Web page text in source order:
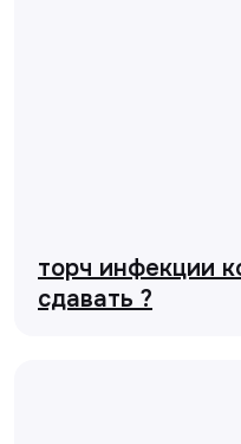
торч инфекции
сдавать ?